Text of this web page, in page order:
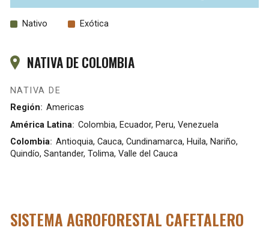
Nativo Exótica
NATIVA DE COLOMBIA
NATIVA DE
Región
Americas
América Latina Colombia, Ecuador, Peru, Venezuela
Colombia Antioquia, Cauca, Cundinamarca, Huila, Nariño,
Quindío, Santander, Tolima, Valle del Cauca
SISTEMA AGROFORESTAL CAFETALERO